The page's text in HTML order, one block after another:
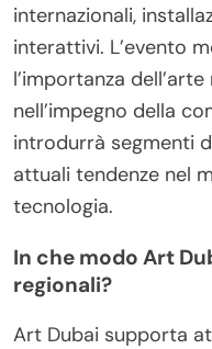
internazionali,
interattivi. L’evento
l’importanza
nell’impegno della
introdurrà segmenti
attuali tendenze nel
tecnologia.
In che modo Art
regionali?
Art Dubai supporta